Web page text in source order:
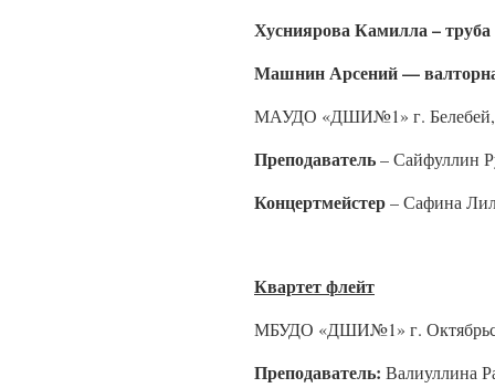
Хусниярова Камилла – труба
Машнин Арсений —
МАУДО «ДШИ№1» г.
Преподаватель– Сайфуллин
Концертмейстер– Сафина
Квартет флейт
МБУДО «ДШИ№1» г.
Преподаватель: Валиуллина